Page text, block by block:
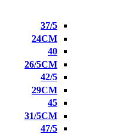
37/5
40
42/5
45
47/5
24CM
26/5CM
29CM
31/5CM